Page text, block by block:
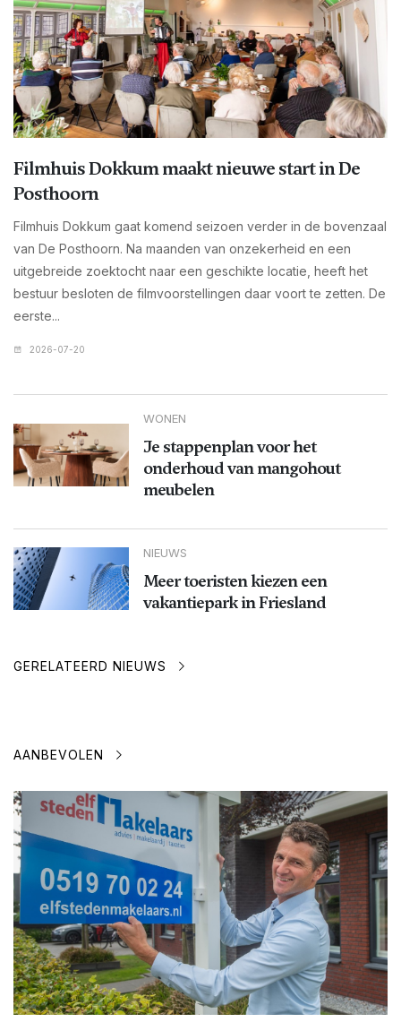
Filmhuis Dokkum maakt nieuwe start in De
Posthoorn
Filmhuis Dokkum gaat komend seizoen verder in de bovenzaal
van De Posthoorn. Na maanden van onzekerheid en een
uitgebreide zoektocht naar een geschikte locatie, heeft het
bestuur besloten de filmvoorstellingen daar voort te zetten. De
eerste...
2026-07-20
WONEN
Je stappenplan voor het
onderhoud van mangohout
meubelen
NIEUWS
Meer toeristen kiezen een
vakantiepark in Friesland
GERELATEERD NIEUWS
AANBEVOLEN